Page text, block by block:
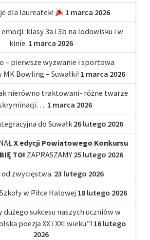
dla laureatek!
1 marca 2026
emocji: klasy 3a i 3b na lodowisku i w
kinie. 1 marca 2026
– pierwsze wyzwanie i sportowa
Bowling – Suwałki! 1 marca 2026
nierówno traktowani- różne twarze
1 marca 2026
do Suwałk 26 lutego 2026
X edycji Powiatowego Konkursu
TO! ZAPRASZAMY 25 lutego 2026
od zwycięstwa. 23 lutego 2026
w Piłce Halowej 18 lutego 2026
dużego sukcesu naszych uczniów w
poezja XX i XXI wieku”! 16 lutego
2026